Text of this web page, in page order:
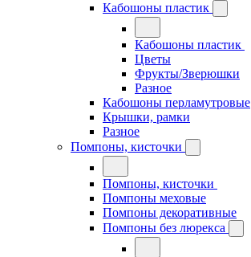
Кабошоны пластик
Кабошоны пластик
Цветы
Фрукты/Зверюшки
Разное
Кабошоны перламутровые
Крышки, рамки
Разное
Помпоны, кисточки
Помпоны, кисточки
Помпоны меховые
Помпоны декоративные
Помпоны без люрекса